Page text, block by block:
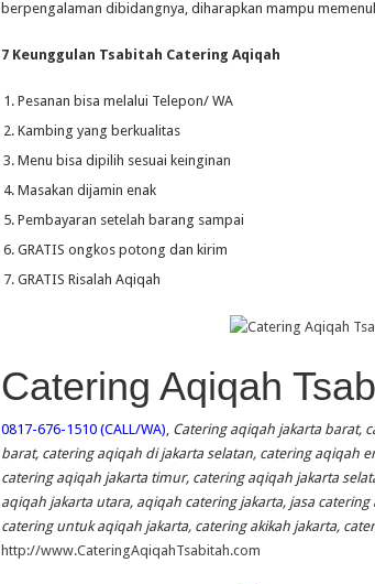
berpengalaman dibidangnya, diharapkan mampu
7 Keunggulan Tsabitah Catering Aqiqah
Pesanan bisa melalui Telepon/ WA
Kambing yang berkualitas
Menu bisa dipilih sesuai keinginan
Masakan dijamin enak
Pembayaran setelah barang sampai
GRATIS ongkos potong dan kirim
GRATIS Risalah Aqiqah
Catering Aqiqah
0817-676-1510 (CALL/WA) Catering aqiqah jakarta barat,
barat, catering aqiqah di jakarta selatan, catering aqiqah
catering aqiqah jakarta timur, catering aqiqah jakarta
aqiqah jakarta utara, aqiqah catering jakarta, jasa
catering untuk aqiqah jakarta, catering akikah jakarta,
http://www.CateringAqiqahTsabitah.com